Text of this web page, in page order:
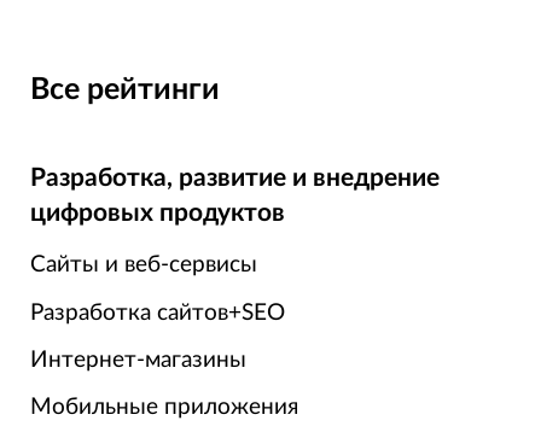
Все рейтинги
Разработка, развитие и внедрение
цифровых продуктов
Сайты и веб-сервисы
Разработка сайтов+SEO
Интернет-магазины
Мобильные приложения